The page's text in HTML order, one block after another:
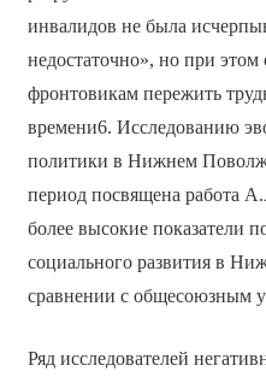
инвалидов не была
недостаточно», но при
фронтовикам пережить
времени6. Исследованию
политики в Нижнем
период посвящена работа
более высокие показатели
социального развития в
сравнении с общесоюзным
Ряд исследователей